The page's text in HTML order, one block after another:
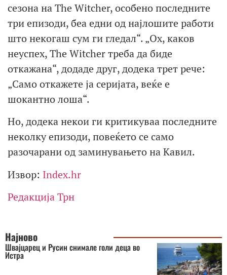
сезона на The Witcher, особено последните
три епизоди, беа едни од најлошите работи
што некогаш сум ги гледал“. „Ох, каков
неуспех, The Witcher треба да биде
откажана“, додаде друг, додека трет рече:
„Само откажете ја серијата, веќе е
шокантно лоша“.
Но, додека некои ги критикуваа последните
неколку епизоди, повеќето се само
разочарани од заминувањето на Кавил.
Извор: Index.hr
Редакција Трн
Најново
Швајцарец и Русин снимале голи деца во
Истра